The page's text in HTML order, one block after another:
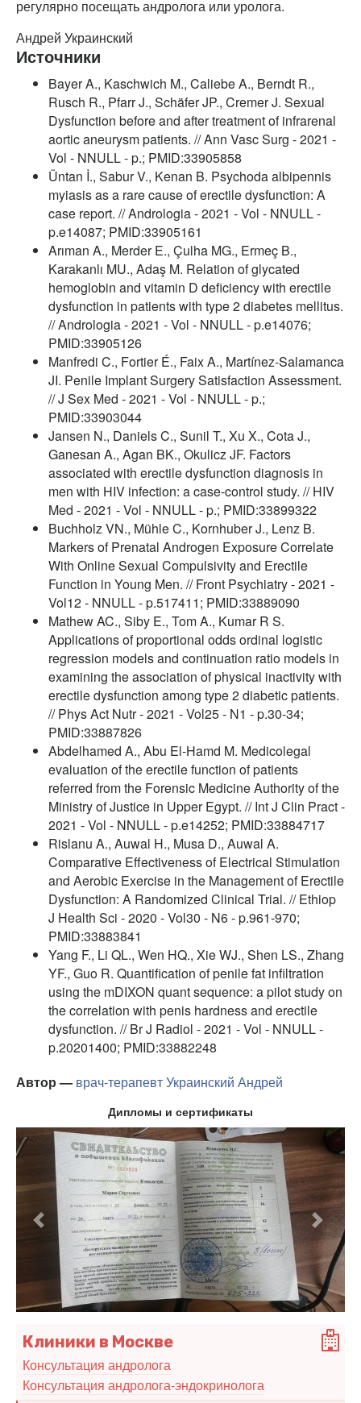
регулярно посещать андролога или уролога.
Андрей Украинский
Источники
Bayer A., Kaschwich M., Caliebe A., Berndt R.,
Rusch R., Pfarr J., Schäfer JP., Cremer J. Sexual
Dysfunction before and after treatment of infrarenal
aortic aneurysm patients. // Ann Vasc Surg - 2021 -
Vol - NNULL - p.; PMID:33905858
Üntan İ., Sabur V., Kenan B. Psychoda albipennis
myiasis as a rare cause of erectile dysfunction: A
case report. // Andrologia - 2021 - Vol - NNULL -
p.e14087; PMID:33905161
Arıman A., Merder E., Çulha MG., Ermeç B.,
Karakanlı MU., Adaş M. Relation of glycated
hemoglobin and vitamin D deficiency with erectile
dysfunction in patients with type 2 diabetes mellitus.
// Andrologia - 2021 - Vol - NNULL - p.e14076;
PMID:33905126
Manfredi C., Fortier É., Faix A., Martínez-Salamanca
JI. Penile Implant Surgery Satisfaction Assessment.
// J Sex Med - 2021 - Vol - NNULL - p.;
PMID:33903044
Jansen N., Daniels C., Sunil T., Xu X., Cota J.,
Ganesan A., Agan BK., Okulicz JF. Factors
associated with erectile dysfunction diagnosis in
men with HIV infection: a case-control study. // HIV
Med - 2021 - Vol - NNULL - p.; PMID:33899322
Buchholz VN., Mühle C., Kornhuber J., Lenz B.
Markers of Prenatal Androgen Exposure Correlate
With Online Sexual Compulsivity and Erectile
Function in Young Men. // Front Psychiatry - 2021 -
Vol12 - NNULL - p.517411; PMID:33889090
Mathew AC., Siby E., Tom A., Kumar R S.
Applications of proportional odds ordinal logistic
regression models and continuation ratio models in
examining the association of physical inactivity with
erectile dysfunction among type 2 diabetic patients.
// Phys Act Nutr - 2021 - Vol25 - N1 - p.30-34;
PMID:33887826
Abdelhamed A., Abu El-Hamd M. Medicolegal
evaluation of the erectile function of patients
referred from the Forensic Medicine Authority of the
Ministry of Justice in Upper Egypt. // Int J Clin Pract -
2021 - Vol - NNULL - p.e14252; PMID:33884717
Rislanu A., Auwal H., Musa D., Auwal A.
Comparative Effectiveness of Electrical Stimulation
and Aerobic Exercise in the Management of Erectile
Dysfunction: A Randomized Clinical Trial. // Ethiop
J Health Sci - 2020 - Vol30 - N6 - p.961-970;
PMID:33883841
Yang F., Li QL., Wen HQ., Xie WJ., Shen LS., Zhang
YF., Guo R. Quantification of penile fat infiltration
using the mDIXON quant sequence: a pilot study on
the correlation with penis hardness and erectile
dysfunction. // Br J Radiol - 2021 - Vol - NNULL -
p.20201400; PMID:33882248
Автор — врач-терапевтУкраинский Андрей
Дипломы и сертификаты
Предыдущий
Клиники в Москве
Консультация андролога
Консультация андролога-эндокринолога